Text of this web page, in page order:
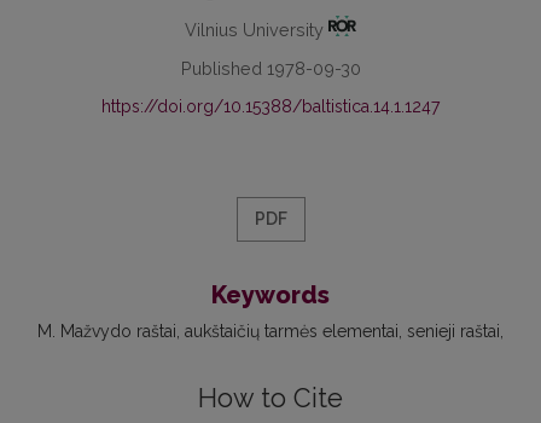
Vilnius University
Published 1978-09-30
https://doi.org/10.15388/baltistica.14.1.1247
PDF
Keywords
M. Mažvydo raštai aukštaičių tarmės elementai senieji raštai
How to Cite